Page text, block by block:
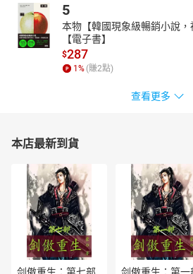
本課程以「主題式」探究大自然與動物，
傳達彼此守護、相互合作等等人文情操，
同時奠基古文學力，推開成語學習的大門。
適合小學程度以上聆聽，
・由淺至深，從白話文開始學習古文成語
・運用零碎通勤、休閒時光，釋放雙眼
・搭配紙本書或電子書學習，大幅提升學
***本課程另有第一集《高詩佳老師10堂
（一）：團結合作，是更好的選擇（有聲
＝本課程原作《經典古文小寓言：讀動
5
本物【韓國現象級暢銷小說，
【電子書】
$287
1 % (賺2點)
查看更多
本店最新到貨